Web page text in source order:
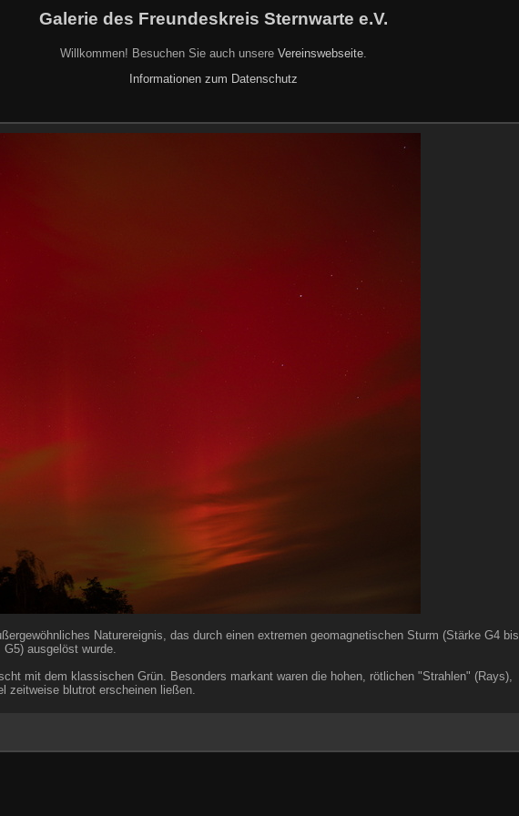
Galerie des Freundeskreis Sternwarte e.V.
Willkommen! Besuchen Sie auch unsere Vereinswebseite.
Informationen zum Datenschutz
Naturereignis, das durch einen extremen geomagnetischen Sturm (Stärke G4 bis
G5) ausgelöst wurde.
mit dem klassischen Grün. Besonders markant waren die hohen, rötlichen "Strahlen" (Rays),
zeitweise blutrot erscheinen ließen.